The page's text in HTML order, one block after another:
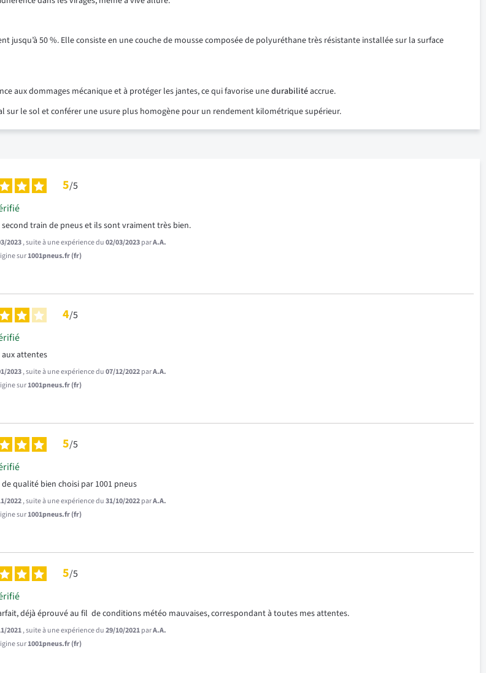
50 %. Elle consiste en une couche de mousse composée de polyuréthane très résistante installée sur la surface
aux dommages mécanique et à protéger les jantes, ce qui favorise unedurabilitéaccrue.
le sol et conférer une usure plus homogène pour un rendement kilométrique supérieur.
5/5
train de pneus et ils sont vraiment très bien.
2023, suite à une expérience du02/03/2023parA.A.
sur1001pneus.fr (fr)
4/5
attentes
2023, suite à une expérience du07/12/2022parA.A.
sur1001pneus.fr (fr)
5/5
de qualité bien choisi par 1001 pneus
2022, suite à une expérience du31/10/2022parA.A.
sur1001pneus.fr (fr)
5/5
déjà éprouvé au fil  de conditions météo mauvaises, correspondant à toutes mes attentes.
2021, suite à une expérience du29/10/2021parA.A.
sur1001pneus.fr (fr)